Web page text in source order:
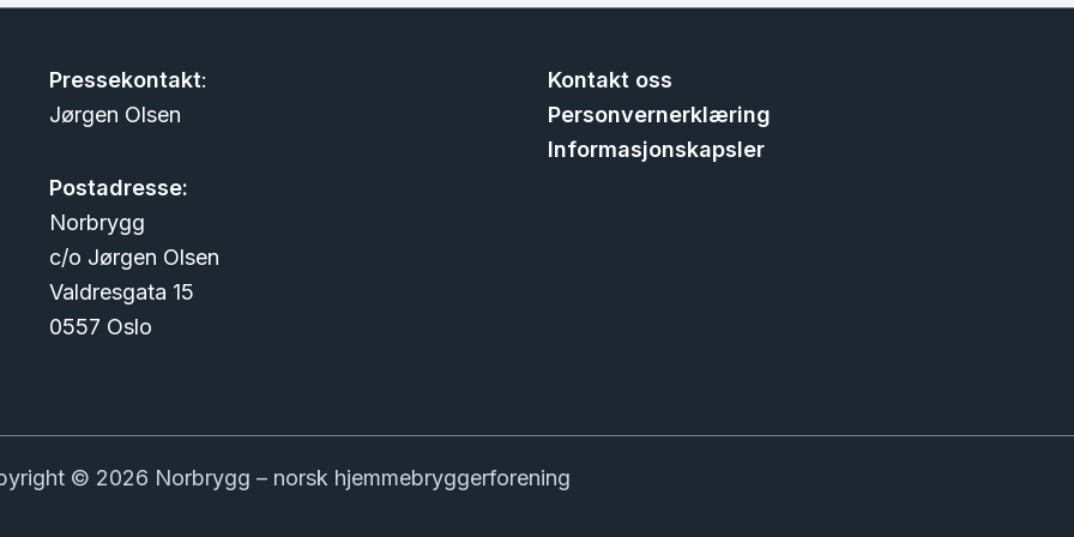
Pressekontakt:
Jørgen Olsen
Postadresse:
Norbrygg
c/o Jørgen Olsen
Valdresgata 15
0557 Oslo
Kontakt oss
Personvernerklæring
Informasjonskapsler
© 2026 Norbrygg – norsk hjemmebryggerforening